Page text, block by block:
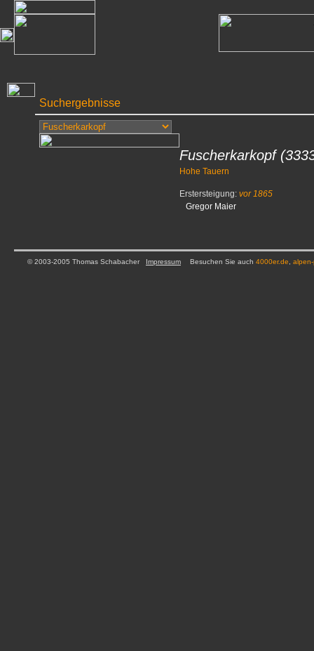
Suchergebnisse
Fuscherkarkopf
Hohe Tauern
Erstersteigung: vor 1865
Gregor Maier
© 2003-2005 Thomas Schabacher Impressum Besuchen Sie auch 4000er.de